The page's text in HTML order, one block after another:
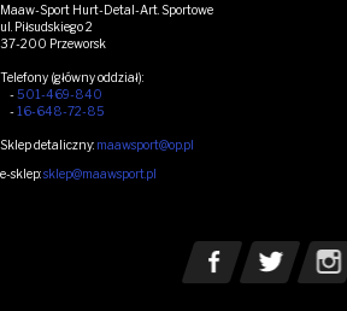
Maaw-Sport Hurt-Detal-Art. Sportowe
ul. Piłsudskiego 2
37-200 Przeworsk
Telefony (główny oddział):
-501-469-840
-16-648-72-85
Sklep detaliczny: maawsport@op.pl
e-sklep:sklep@maawsport.pl
Zobacz nasz Facebook
Zobacz naszSee